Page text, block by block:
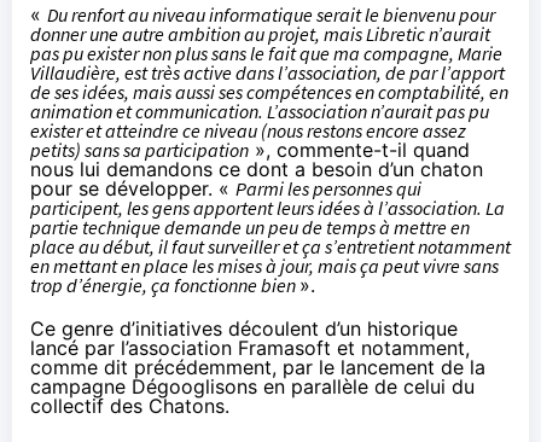
« Du renfort au niveau informatique serait le bienvenu pour
donner une autre ambition au projet, mais Libretic n’aurait
pas pu exister non plus sans le fait que ma compagne, Marie
Villaudière, est très active dans l’association, de par l’apport
de ses idées, mais aussi ses compétences en comptabilité, en
animation et communication. L’association n’aurait pas pu
exister et atteindre ce niveau (nous restons encore assez
petits) sans sa participation », commente-t-il quand
nous lui demandons ce dont a besoin d’un chaton
pour se développer. « Parmi les personnes qui
participent, les gens apportent leurs idées à l’association. La
partie technique demande un peu de temps à mettre en
place au début, il faut surveiller et ça s’entretient notamment
en mettant en place les mises à jour, mais ça peut vivre sans
trop d’énergie, ça fonctionne bien ».
Ce genre d’initiatives découlent d’un historique
lancé par l’association Framasoft et notamment,
comme dit précédemment, par le lancement de la
campagne Dégooglisons en parallèle de celui du
collectif des Chatons.